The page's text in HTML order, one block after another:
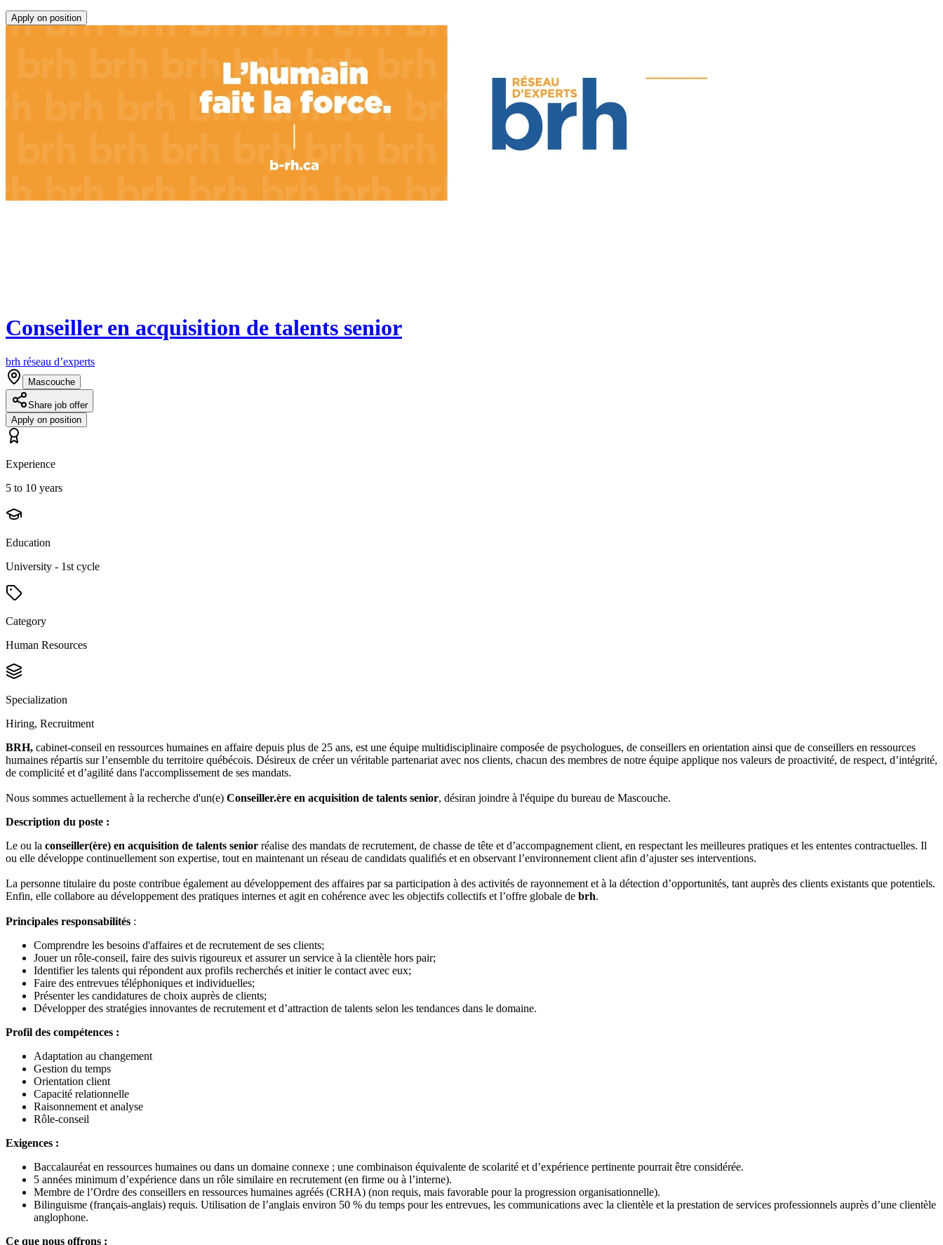
Apply on position
Conseiller en acquisition de talents senior
brh réseau d’experts
Mascouche
Share job offer
Apply on position
Experience
5 to 10 years
Education
University - 1st cycle
Category
Human Resources
Specialization
Hiring, Recruitment
BRH, cabinet-conseil en ressources humaines en affaire depuis plus de 25 ans, est une équipe multidisciplinaire composée de psychologues, de conseillers en orientation ainsi que de conseillers en ressources
humaines répartis sur l’ensemble du territoire québécois. Désireux de créer un véritable partenariat avec nos clients, chacun des membres de notre équipe applique nos valeurs de proactivité, de respect, d’intégrité,
de complicité et d’agilité dans l'accomplissement de ses mandats.
Nous sommes actuellement à la recherche d'un(e) Conseiller.ère en acquisition de talents senior, désiran joindre à l'équipe du bureau de Mascouche.
Description du poste :
Le ou la conseiller(ère) en acquisition de talents senior réalise des mandats de recrutement, de chasse de tête et d’accompagnement client, en respectant les meilleures pratiques et les ententes contractuelles. Il
ou elle développe continuellement son expertise, tout en maintenant un réseau de candidats qualifiés et en observant l’environnement client afin d’ajuster ses interventions.
La personne titulaire du poste contribue également au développement des affaires par sa participation à des activités de rayonnement et à la détection d’opportunités, tant auprès des clients existants que potentiels.
Enfin, elle collabore au développement des pratiques internes et agit en cohérence avec les objectifs collectifs et l’offre globale de brh.
Principales responsabilités :
Comprendre les besoins d'affaires et de recrutement de ses clients;
Jouer un rôle-conseil, faire des suivis rigoureux et assurer un service à la clientèle hors pair;
Identifier les talents qui répondent aux profils recherchés et initier le contact avec eux;
Faire des entrevues téléphoniques et individuelles;
Présenter les candidatures de choix auprès de clients;
Développer des stratégies innovantes de recrutement et d’attraction de talents selon les tendances dans le domaine.
Profil des compétences :
Adaptation au changement
Gestion du temps
Orientation client
Capacité relationnelle
Raisonnement et analyse
Rôle-conseil
Exigences :
Baccalauréat en ressources humaines ou dans un domaine connexe ; une combinaison équivalente de scolarité et d’expérience pertinente pourrait être considérée.
5 années minimum d’expérience dans un rôle similaire en recrutement (en firme ou à l’interne).
Membre de l’Ordre des conseillers en ressources humaines agréés (CRHA) (non requis, mais favorable pour la progression organisationnelle).
Bilinguisme (français-anglais) requis. Utilisation de l’anglais environ 50 % du temps pour les entrevues, les communications avec la clientèle et la prestation de services professionnels auprès d’une clientèle
anglophone.
Ce que nous offrons :